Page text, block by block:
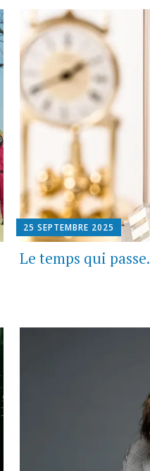
25 SEPTEMBRE 2025
Le temps qui